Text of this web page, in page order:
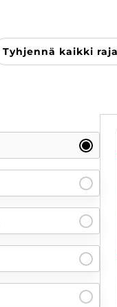
Tyhjennä kaikki